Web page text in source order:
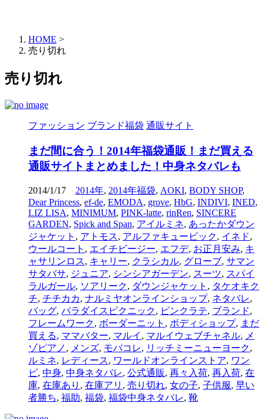
HOME >
売り切れ
売り切れ
ファッション ブランド福袋 通販サイト
まだ間に合う！2014年福袋通販！まだ買える
通販サイトまとめました！中身ネタバレも
2014/1/17 2014年, 2014年福袋, AOKI, BODY SHOP,
Dear Princess, ef-de, EMODA, grove, HbG, INDIVI, INED,
LIZ LISA, MINIMUM, PINK-latte, rinRen, SINCERE
GARDEN, Spick and Span, アイルミネ, あったかダウン
ジャケット , アトモス, アルファキュービック, イネド,
ウールコート , エイチビージー, エフデ, お正月安み, キ
ャサリンロス, キャリー, クラシカル, グローブ, サマン
サタバサ, ジュニア, シンシアガーデン, スーツ, スパイ
ラルガール, ソアリーク, ダウンジャケット , タケオキク
チ, チチカカ, ナルミヤオンラインショップ, ネタバレ,
バッグ, パラダイスピクニック, ピンクラテ, ブランド,
フレームワーク, ボーダーニット , ボディショップ, まだ
買える, ママバター, マルイ , マルイウェブチャネル, メ
ゾピアノ , メンズ, モバコレ, リッチミーニューヨーク,
ルミネ, レディース, ワールドオンラインストア, ワン
ピ, 中身, 中身ネタバレ, 公式通販, 再々入荷, 再入荷, 在
庫, 在庫あり , 在庫アリ , 売り切れ, 女の子, 子供服, 早い
者勝ち, 福助, 福袋, 福袋中身ネタバレ, 靴